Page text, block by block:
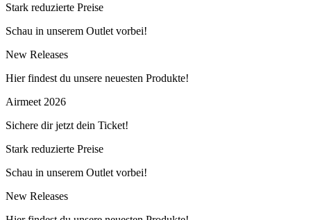
Stark reduzierte Preise
Schau in unserem Outlet vorbei!
New Releases
Hier findest du unsere neuesten Produkte!
Airmeet 2026
Sichere dir jetzt dein Ticket!
Stark reduzierte Preise
Schau in unserem Outlet vorbei!
New Releases